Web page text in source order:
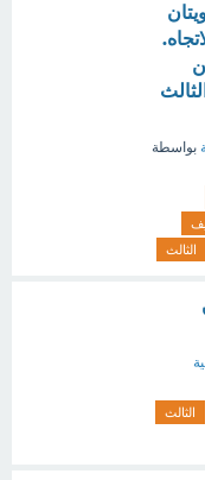
بواسطة
الثالث
الثالث